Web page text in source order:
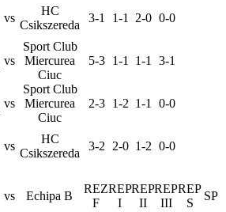
vs
HC
Csikszereda
3-1 1-1 2-0 0-0
vs
Sport Club
Miercurea
Ciuc
5-3 1-1 1-1 3-1
vs
Sport Club
Miercurea
Ciuc
2-3 1-2 1-1 0-0
vs
HC
Csikszereda
3-2 2-0 1-2 0-0
vs Echipa B
REZ
F
REP
I
REP
II
REP
III
REP
S
SP